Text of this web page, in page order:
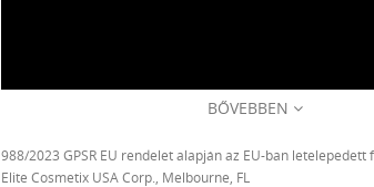
BŐVEBBEN
988/2023 GPSR EU rendelet alapján az EU-ban letelepedett
Elite Cosmetix USA Corp., Melbourne, FL